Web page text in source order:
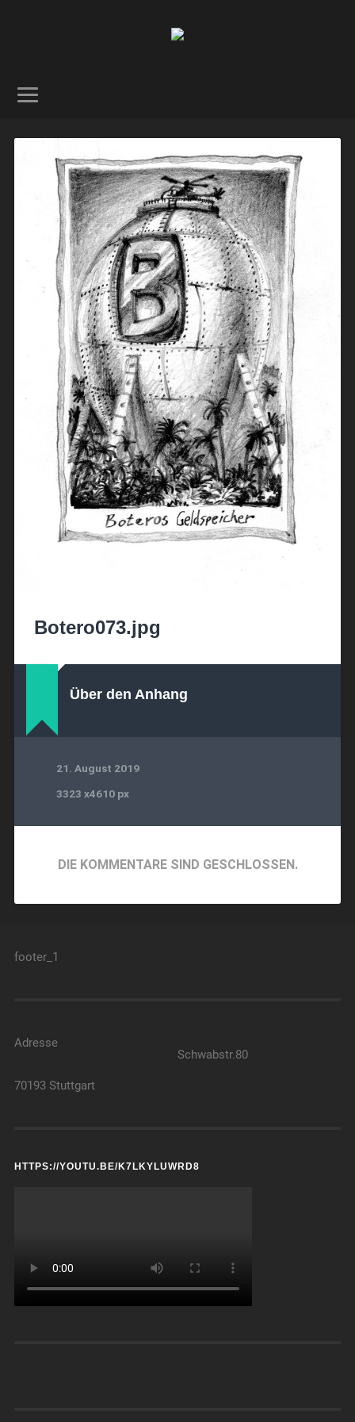
Botero073.jpg
Über den Anhang
21. August 2019
3323 x4610 px
DIE KOMMENTARE SIND GESCHLOSSEN.
footer_1
Adresse
Schwabstr.80
70193 Stuttgart
HTTPS://YOUTU.BE/K7LKYLUWRD8